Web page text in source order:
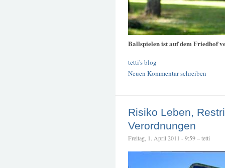
Ballspielen ist auf dem Friedhof
tetti's blog
Neuen Kommentar schreiben
Risiko Leben,
Verordnungen
Freitag, 1. April 2011 - 9:59 – tetti